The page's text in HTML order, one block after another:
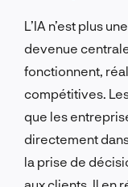
L’IA n’est plus
devenue
fonctionnent,
compétitives.
que les
directement
la prise de
aux clients. Il en